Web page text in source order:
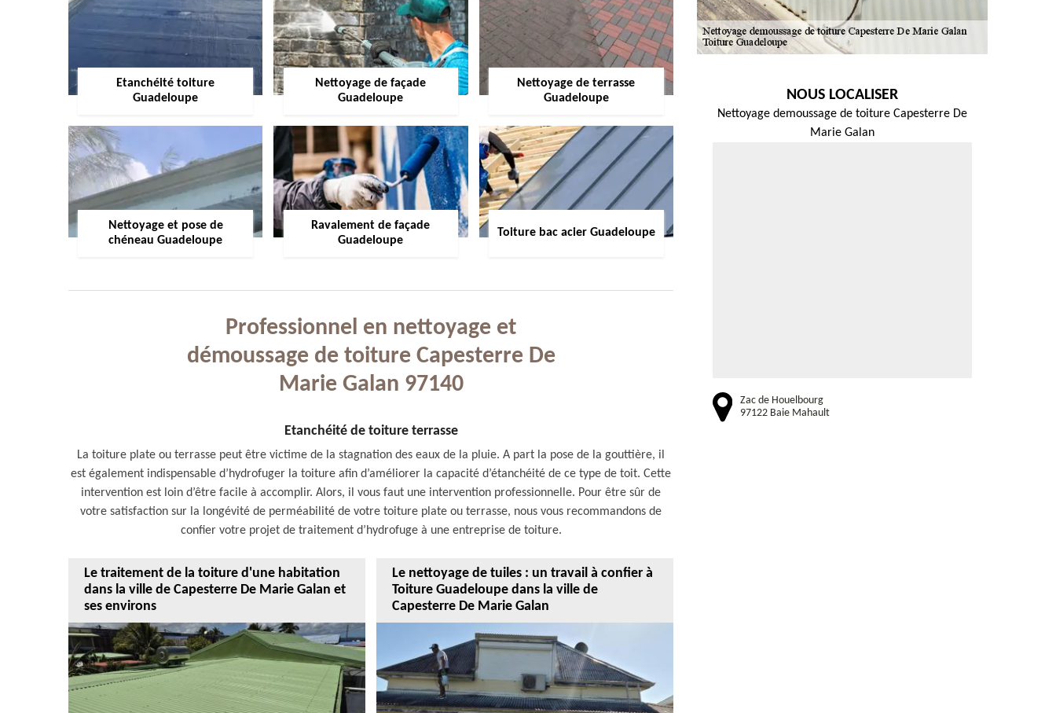
Etanchéité toiture
Guadeloupe
Nettoyage de façade
Guadeloupe
Nettoyage de terrasse
Guadeloupe
Nettoyage et pose de
chéneau Guadeloupe
Ravalement de façade
Guadeloupe
Toiture bac acier Guadeloupe
Professionnel en nettoyage et
démoussage de toiture Capesterre De
Marie Galan 97140
Etanchéité de toiture terrasse
La toiture plate ou terrasse peut être victime de la stagnation des eaux de la pluie. A part la pose de la gouttière, il
est également indispensable d’hydrofuger la toiture afin d’améliorer la capacité d’étanchéité de ce type de toit. Cette
intervention est loin d’être facile à accomplir. Alors, il vous faut une intervention professionnelle. Pour être sûr de
votre satisfaction sur la longévité de perméabilité de votre toiture plate ou terrasse, nous vous recommandons de
confier votre projet de traitement d’hydrofuge à une entreprise de toiture.
Le traitement de la toiture d'une habitation
dans la ville de Capesterre De Marie Galan et
ses environs
Le nettoyage de tuiles : un travail à confier à
Toiture Guadeloupe dans la ville de
Capesterre De Marie Galan
NOUS LOCALISER
Nettoyage demoussage de toiture Capesterre De
Marie Galan
Zac de Houelbourg
97122 Baie Mahault